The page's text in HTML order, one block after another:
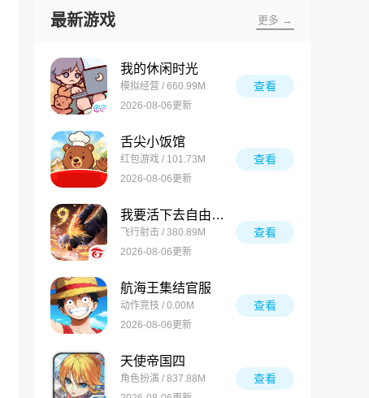
最新游戏 更多 →
我的休闲时光
模拟经营 / 660.99M
2026-08-06更新
查看
舌尖小饭馆
红包游戏 / 101.73M
2026-08-06更新
查看
我要活下去自由之火
飞行射击 / 380.89M
2026-08-06更新
查看
航海王集结官服
动作竞技 / 0.00M
2026-08-06更新
查看
天使帝国四
角色扮演 / 837.88M
查看